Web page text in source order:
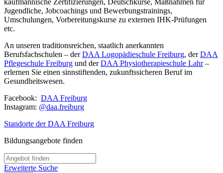
Jugendliche, Jobcoachings und Bewerbungstrainings,
Umschulungen, Vorbereitungskurse zu externen IHK-Prüfungen
etc.
An unseren traditionsreichen, staatlich anerkannten
Berufsfachschulen – derDAA Logopädieschule Freiburg, derDAA
Pflegeschule Freiburg und derDAA Physiotherapieschule Lahr–
erlernen Sie einen sinnstiftenden, zukunftssicheren Beruf im
Gesundheitswesen.
Facebook: DAA Freiburg
Instagram: @daa.freiburg
Standorte der DAA Freiburg
Bildungsangebote finden
Erweiterte Suche